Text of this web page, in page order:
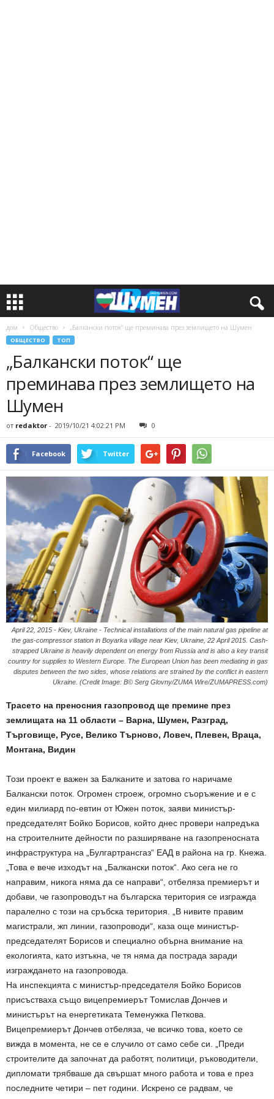
дом Общество „Балкански поток“ ще преминава през землището на Шумен
ОБЩЕСТВО ТОП
„Балкански поток“ ще
преминава през землището на
Шумен
от redaktor - 2019/10/21 4:02:21 PM 0
Facebook Twitter
April 22, 2015 - Kiev, Ukraine - Technical installations of the main natural gas pipeline at
the gas-compressor station in Boyarka village near Kiev, Ukraine, 22 April 2015. Cash-
strapped Ukraine is heavily dependent on energy from Russia and is also a key transit
country for supplies to Western Europe. The European Union has been mediating in gas
disputes between the two sides, whose relations are strained by the conflict in eastern
Ukraine. (Credit Image: В© Serg Glovny/ZUMA Wire/ZUMAPRESS.com)
Трасето на преносния газопровод ще премине през
землищата на 11 области – Варна, Шумен, Разград,
Търговище, Русе, Велико Търново, Ловеч, Плевен, Враца,
Монтана, Видин
Този проект е важен за Балканите и затова го наричаме
Балкански поток. Огромен строеж, огромно съоръжение и е с
един милиард по-евтин от Южен поток, заяви министър-
председателят Бойко Борисов, който днес провери напредъка
на строителните дейности по разширяване на газопреносната
инфраструктура на „Булгартрансгаз“ ЕАД в района на гр. Кнежа.
„Това е вече изходът на „Балкански поток“. Ако сега не го
направим, никога няма да се направи“, отбеляза премиерът и
добави, че газопроводът на българска територия се изгражда
паралелно с този на сръбска територия. „В нивите правим
магистрали, жп линии, газопроводи“, каза още министър-
председателят Борисов и специално обърна внимание на
екологията, като изтъкна, че тя няма да пострада заради
изграждането на газопровода.
На инспекцията с министър-председателя Бойко Борисов
присъстваха също вицепремиерът Томислав Дончев и
министърът на енергетиката Теменужка Петкова.
Вицепремиерът Дончев отбеляза, че всичко това, което се
вижда в момента, не се е случило от само себе си. „Преди
строителите да започнат да работят, политици, ръководители,
дипломати трябваше да свършат много работа и това е през
последните четири – пет години. Искрено се радвам, че